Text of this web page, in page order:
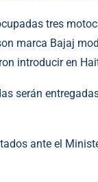
tres
marca Bajaj
introducir en
serán
ante el